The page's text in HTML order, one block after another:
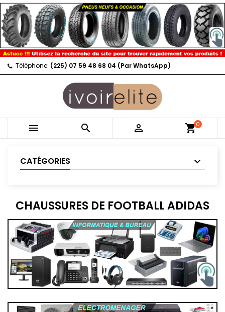
Téléphone: (225) 07 59 48 68 04 (Par WhatsApp)
   shopping_cart0
CATÉGORIES
CHAUSSURES DE FOOTBALL ADIDAS